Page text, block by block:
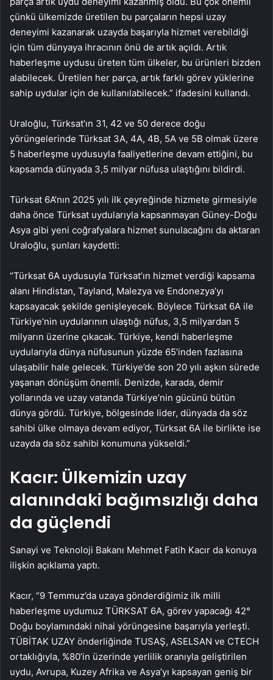
çünkü ülkemizde üretilen bu parçaların hepsi uzay
deneyimi kazanarak uzayda başarıyla hizmet verebildiği
için tüm dünyaya ihracının önü de artık açıldı. Artık
haberleşme uydusu üreten tüm ülkeler, bu ürünleri bizden
alabilecek. Üretilen her parça, artık farklı görev yüklerine
sahip uydular için de kullanılabilecek.” ifadesini kullandı.
Uraloğlu, Türksat’ın 31, 42 ve 50 derece doğu
yörüngelerinde Türksat 3A, 4A, 4B, 5A ve 5B olmak üzere
5 haberleşme uydusuyla faaliyetlerine devam ettiğini, bu
kapsamda dünyada 3,5 milyar nüfusa ulaştığını bildirdi.
Türksat 6A’nın 2025 yılı ilk çeyreğinde hizmete girmesiyle
daha önce Türksat uydularıyla kapsanmayan Güney-Doğu
Asya gibi yeni coğrafyalara hizmet sunulacağını da aktaran
Uraloğlu, şunları kaydetti:
“Türksat 6A uydusuyla Türksat’ın hizmet verdiği kapsama
alanı Hindistan, Tayland, Malezya ve Endonezya’yı
kapsayacak şekilde genişleyecek. Böylece Türksat 6A ile
Türkiye’nin uydularının ulaştığı nüfus, 3,5 milyardan 5
milyarın üzerine çıkacak. Türkiye, kendi haberleşme
uydularıyla dünya nüfusunun yüzde 65’inden fazlasına
ulaşabilir hale gelecek. Türkiye’de son 20 yılı aşkın sürede
yaşanan dönüşüm önemli. Denizde, karada, demir
yollarında ve uzay vatanda Türkiye’nin gücünü bütün
dünya gördü. Türkiye, bölgesinde lider, dünyada da söz
sahibi ülke olmaya devam ediyor, Türksat 6A ile birlikte ise
uzayda da söz sahibi konumuna yükseldi.”
Kacır: Ülkemizin uzay
alanındaki bağımsızlığı daha
da güçlendi
Sanayi ve Teknoloji Bakanı Mehmet Fatih Kacır da konuya
ilişkin açıklama yaptı.
Kacır, “9 Temmuz’da uzaya gönderdiğimiz ilk milli
haberleşme uydumuz TÜRKSAT 6A, görev yapacağı 42°
Doğu boylamındaki nihai yörüngesine başarıyla yerleşti.
TÜBİTAK UZAY önderliğinde TUSAŞ, ASELSAN ve CTECH
ortaklığıyla, %80’in üzerinde yerlilik oranıyla geliştirilen
uydu, Avrupa, Kuzey Afrika ve Asya’yı kapsayan geniş bir